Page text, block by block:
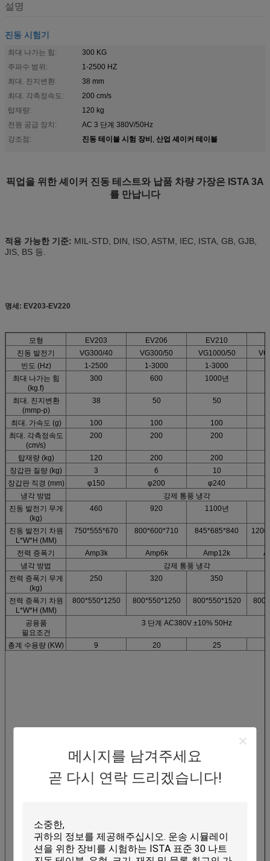
메시지를 남겨주세요
곧 다시 연락 드리겠습니다!
설명
진동 시험기
최대 나가는 힘:
300 KG
주파수 범위:
1-2500 HZ
최대. 진지변환:
38 mm
최대. 각측정속도:
200 cm/s
탑재량:
120 kg
전원 공급 장치:
AC 3 단계 380V/50Hz
강조점:
진동 테이블 시험 장비, 산업 셰이커 테이블
픽업을 위한 셰이커 진동 테스트와 납품 차량 가장은 ISTA 3A
를 만납니다
적용 가능한 기준: MIL-STD, DIN, ISO, ASTM, IEC, ISTA, GB, GJB,
JIS, BS 등.
명세: EV203-EV220
모형 EV203 EV206 EV210
진동 발전기
VG300/40 VG300/50 VG1000/50
빈도 (Hz)
1-2500 1-3000 1-3000
최대 나가는 힘
(kg.f)
300 600 1000년
최대. 진지변환
(mmp-p)
38 50 50
최대. 가속도 (g) 100 100
100
최대. 각측정속도
(cm/s)
200 200 200
탑재량 (kg) 120 200
200
장갑판 질량 (kg)
3 6
10
장갑판 직경 (mm)
φ150 φ200 φ240
냉각 방법
강제 통풍 냉각
진동 발전기 무게
(kg)
460 920 1100년
진동 발전기 차원
L*W*H (MM)
750*555*670 800*600*710 845*685*840
전력 증폭기 Amp3k Amp6k Amp12k
냉각 방법
강제 통풍 냉각
전력 증폭기 무게
(kg)
250 320 350
전력 증폭기 차원
L*W*H (MM)
800*550*1250 800*550*1250 800*550*1520
공용품
필요조건
3 단계 AC380V ±10% 50Hz
총계 수용량 (KW) 9 20 25